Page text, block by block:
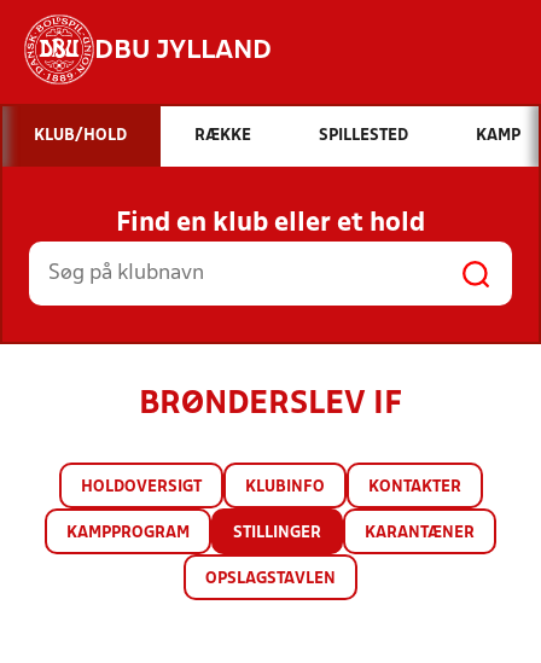
DBU JYLLAND
Hvad vil du søge efter?
INDHOLD OG NYHEDER
STILLINGER, RESULTATER, KLUBBER OG
HOLD
KLUB/HOLD RÆKKE SPILLESTED KAMP
Find en klub eller et hold
BRØNDERSLEV IF
HOLDOVERSIGT KLUBINFO KONTAKTER
KAMPPROGRAM STILLINGER KARANTÆNER
OPSLAGSTAVLEN